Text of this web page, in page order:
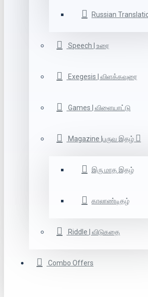
Russian
Speech | உரை
Exegesis | விளக்கவுரை
Games | விளையாட்டு
Magazine |பருவ இதழ்
இரு மாத இதழ்
காலாண்டிதழ்
Riddle | விடுகதை
Combo Offers